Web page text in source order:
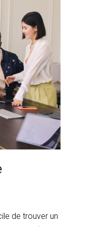
de trouver un